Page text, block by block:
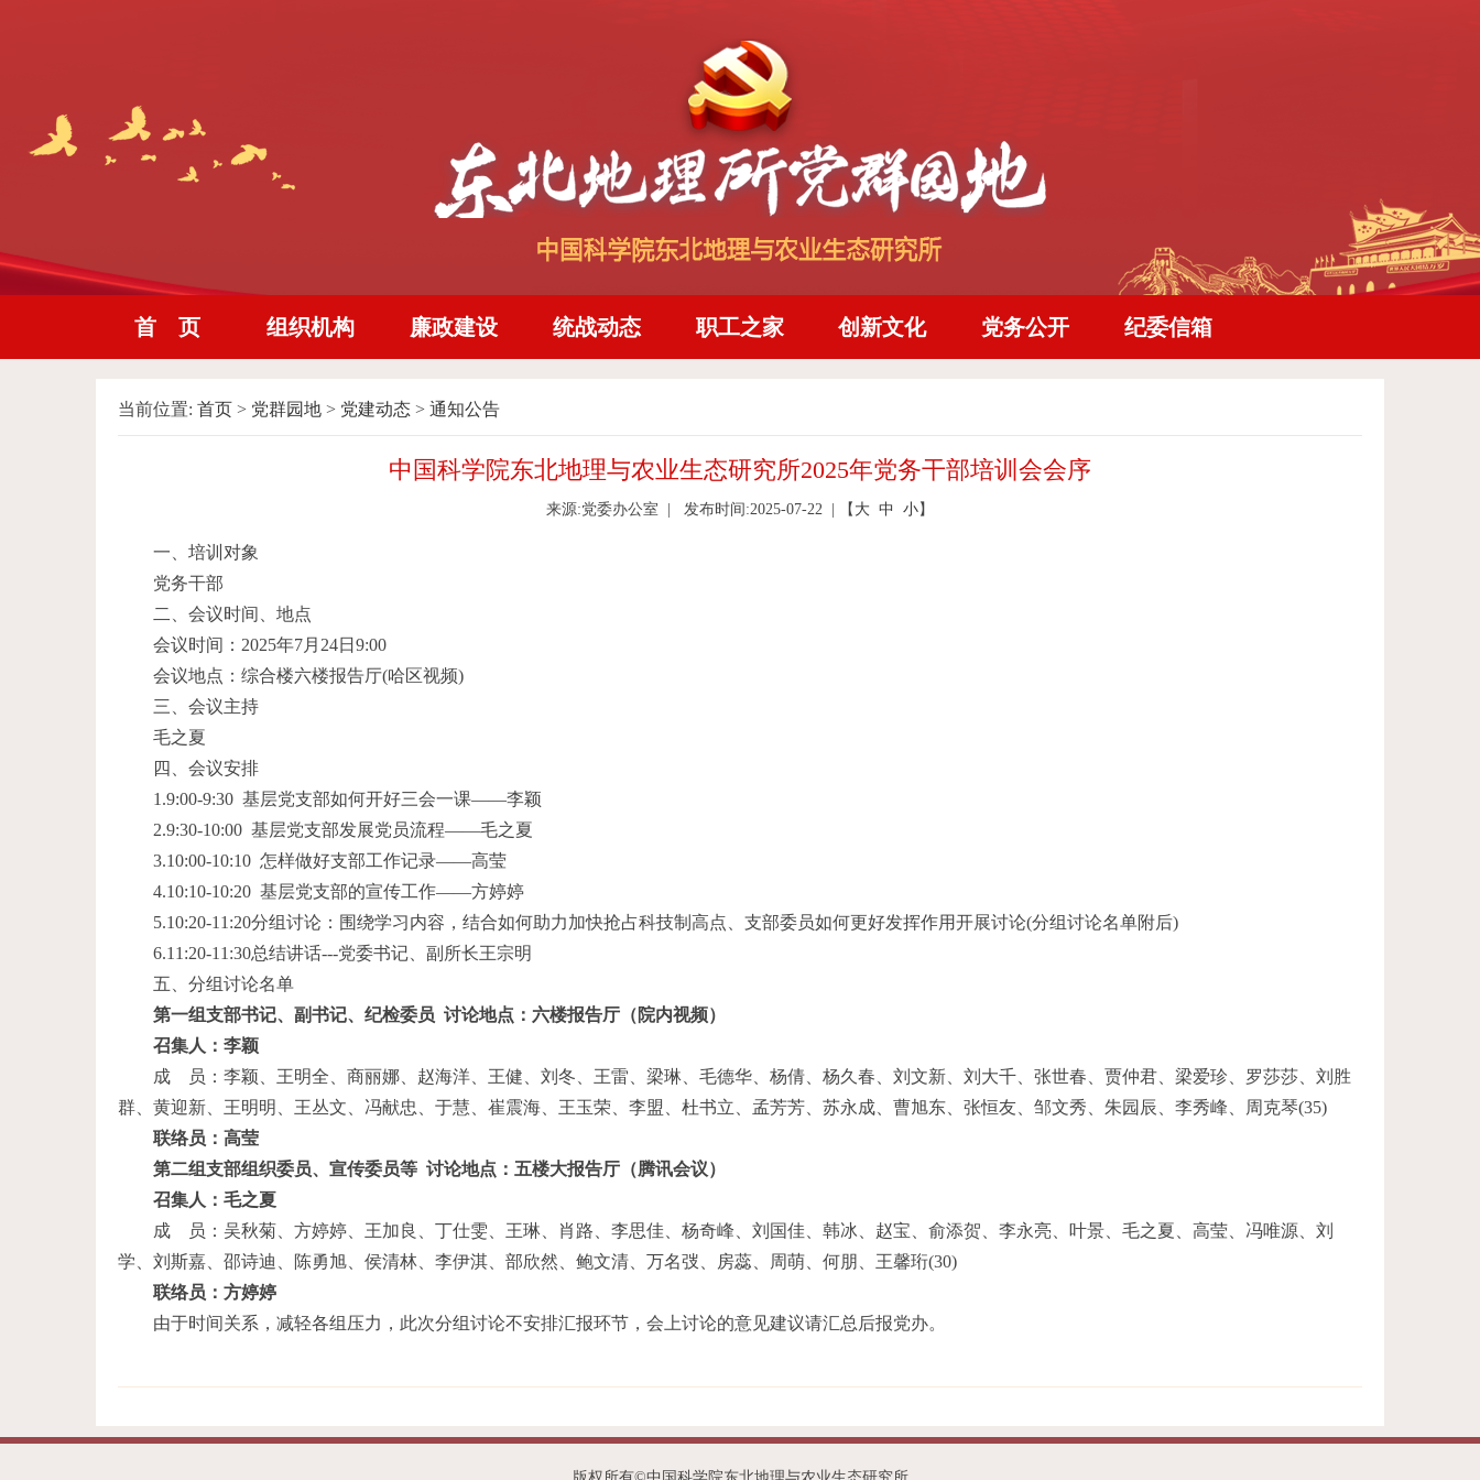
首 页 组织机构 廉政建设 统战动态 职工之家 创新文化 党务公开 纪委信箱
当前位置: 首页 > 党群园地 > 党建动态 > 通知公告
中国科学院东北地理与农业生态研究所2025年党务干部培训会会序
来源:党委办公室 发布时间:2025-07-22 | 【 大 中 小】
一、培训对象
党务干部
二、会议时间、地点
会议时间：2025年7月24日9:00
会议地点：综合楼六楼报告厅(哈区视频)
三、会议主持
毛之夏
四、会议安排
1.9:00-9:30 基层党支部如何开好三会一课——李颖
2.9:30-10:00 基层党支部发展党员流程——毛之夏
3.10:00-10:10 怎样做好支部工作记录——高莹
4.10:10-10:20 基层党支部的宣传工作——方婷婷
5.10:20-11:20分组讨论：围绕学习内容，结合如何助力加快抢占科技制高点、支部委员如何更好发挥作用开展讨论(分组讨论名单附后)
6.11:20-11:30总结讲话---党委书记、副所长王宗明
五、分组讨论名单
第一组支部书记、副书记、纪检委员 讨论地点：六楼报告厅（院内视频）
召集人：李颖
成 员：李颖、王明全、商丽娜、赵海洋、王健、刘冬、王雷、梁琳、毛德华、杨倩、杨久春、刘文新、刘大千、张世春、贾仲君、梁爱珍、罗莎莎、刘胜
群、黄迎新、王明明、王丛文、冯献忠、于慧、崔震海、王玉荣、李盟、杜书立、孟芳芳、苏永成、曹旭东、张恒友、邹文秀、朱园辰、李秀峰、周克琴(35)
联络员：高莹
第二组支部组织委员、宣传委员等 讨论地点：五楼大报告厅（腾讯会议）
召集人：毛之夏
成 员：吴秋菊、方婷婷、王加良、丁仕雯、王琳、肖路、李思佳、杨奇峰、刘国佳、韩冰、赵宝、俞添贺、李永亮、叶景、毛之夏、高莹、冯唯源、刘
学、刘斯嘉、邵诗迪、陈勇旭、侯清林、李伊淇、部欣然、鲍文清、万名弢、房蕊、周萌、何朋、王馨珩(30)
联络员：方婷婷
由于时间关系，减轻各组压力，此次分组讨论不安排汇报环节，会上讨论的意见建议请汇总后报党办。